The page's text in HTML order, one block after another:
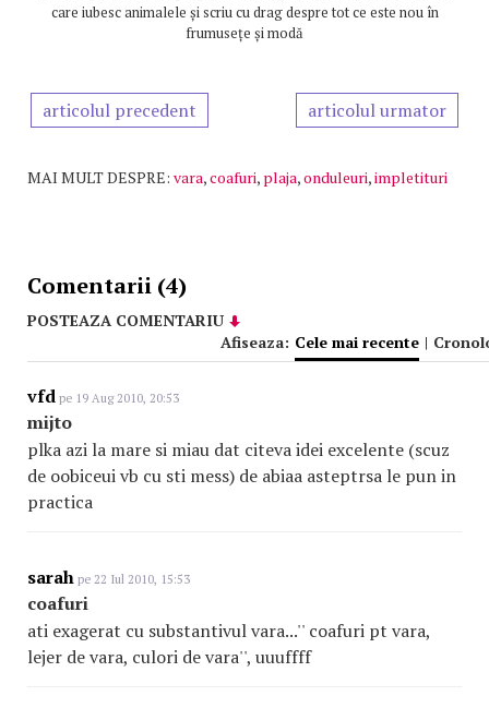
care iubesc animalele și scriu cu drag despre tot ce este nou în
frumusețe și modă
articolul precedent articolul urmator
MAI MULT DESPRE: vara,coafuri, plaja,onduleuri,impletituri
Comentarii (4)
POSTEAZA COMENTARIU
Afiseaza: Cele mai recente |
vfd pe 19 Aug 2010, 20:53
mijto
plka azi la mare si miau dat citeva idei excelente (scuz
de oobiceui vb cu sti mess) de abiaa asteptrsa le pun in
practica
sarah pe 22 Iul 2010, 15:53
coafuri
ati exagerat cu substantivul vara...'' coafuri pt vara,
lejer de vara, culori de vara'', uuuffff